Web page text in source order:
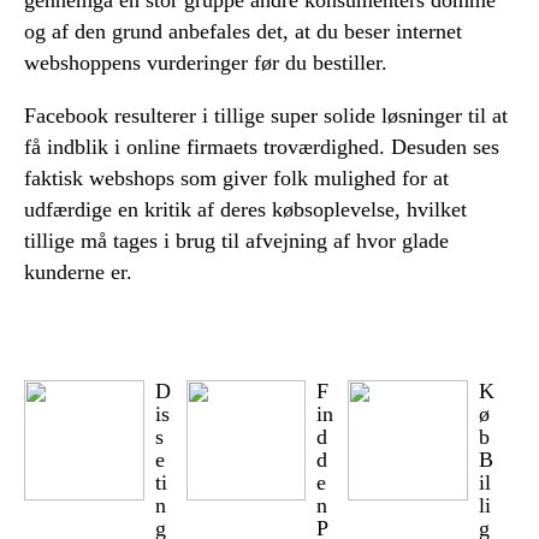
og af den grund anbefales det, at du beser internet
webshoppens vurderinger før du bestiller.
Facebook resulterer i tillige super solide løsninger til at
få indblik i online firmaets troværdighed. Desuden ses
faktisk webshops som giver folk mulighed for at
udfærdige en kritik af deres købsoplevelse, hvilket
tillige må tages i brug til afvejning af hvor glade
kunderne er.
D
is
s
e
ti
n
g
F
in
d
d
e
n
P
K
ø
b
B
il
li
g